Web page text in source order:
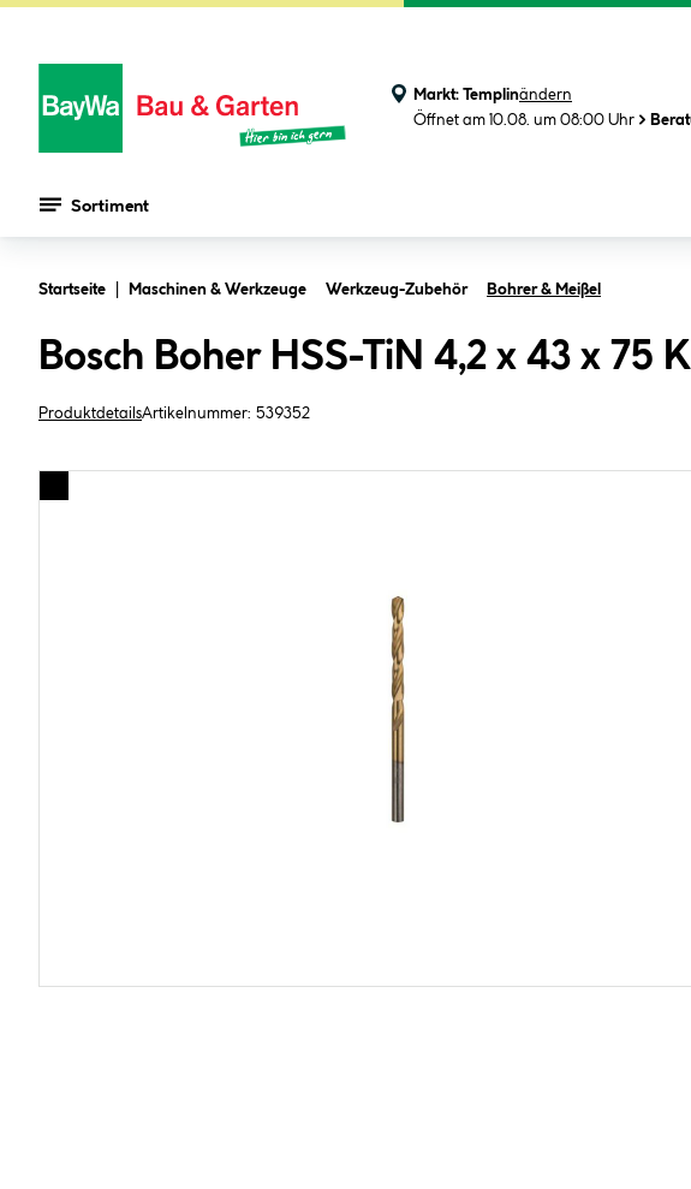
Markt: Templinändern
Öffnet am 10.08. um 08:00 Uhr
Sortiment
Startseite Maschinen & Werkzeuge Werkzeug-Zubehör Bohrer & Meißel
Bosch Boher HSS-TiN 4,2 x 43 x 75
ProduktdetailsArtikelnummer: 539352